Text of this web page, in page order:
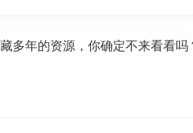
多年的资源，你确定不来看看吗